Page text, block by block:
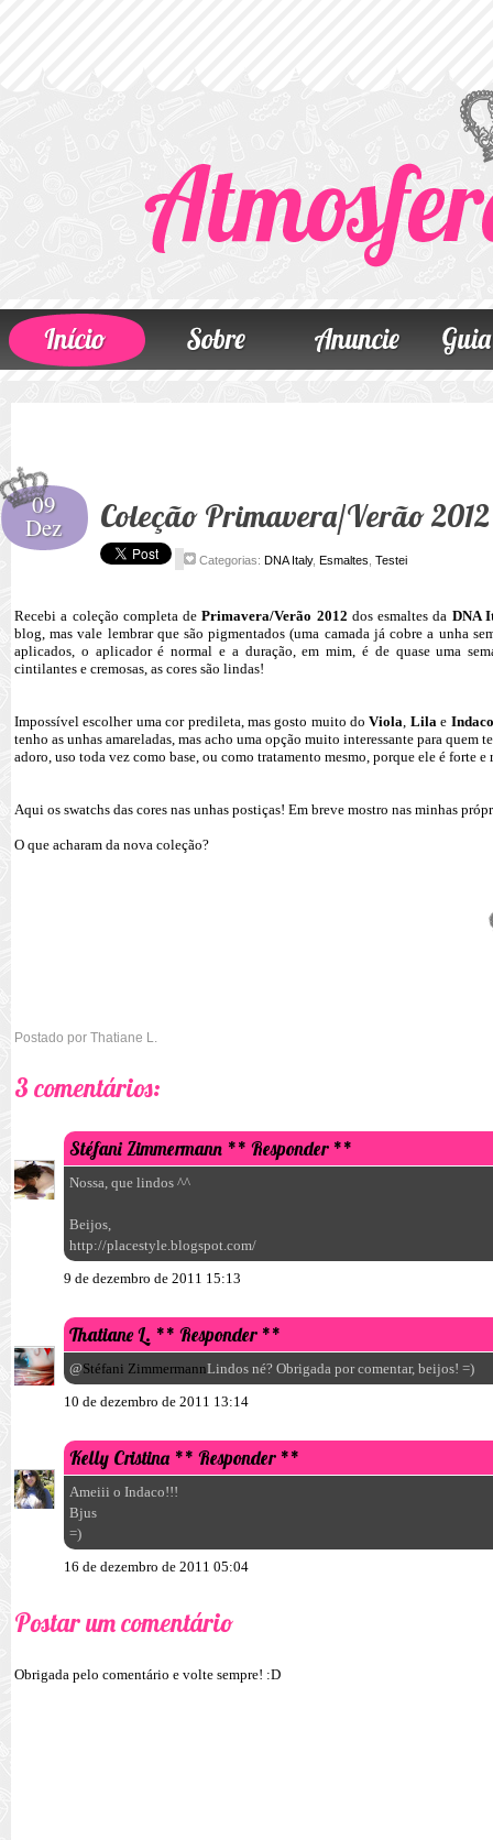
09
Dez Coleção Primavera/Verão
Categorias: DNA Italy, Esmaltes Testei
Recebi a coleção completa dePrimavera/Verão 2012 dos esmaltes da DNA
blog, mas vale lembrar que são pigmentados (uma camada já cobre a unha
aplicados, o aplicador é normal e a duração, em mim, é de quase uma
cintilantes e cremosas, as cores são lindas!
Impossível escolher uma cor predileta, mas gosto muito doViola Lila e Indaco
tenho as unhas amareladas, mas acho uma opção muito interessante para quem
adoro, uso toda vez como base, ou como tratamento mesmo, porque ele é forte e
Aqui os swatchs das cores nas unhas postiças! Em breve mostro nas minhas
O que acharam da nova coleção?
Postado por Thatiane L.
3 comentários:
Stéfani Zimmermann ** Responder **
Nossa, que lindos ^^
Beijos,
http://placestyle.blogspot.com/
9 de dezembro de 2011 15:13
Thatiane L. ** Responder **
@Stéfani ZimmermannLindos né? Obrigada por comentar, beijos! =)
10 de dezembro de 2011 13:14
Kelly Cristina ** Responder **
Ameiii o Indaco!!!
Bjus
=)
16 de dezembro de 2011 05:04
Postar um comentário
Obrigada pelo comentário e volte sempre! :D